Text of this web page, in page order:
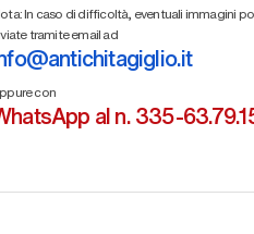
In caso di difficoltà, eventuali immagini
tramite email ad
con
al n. 335-